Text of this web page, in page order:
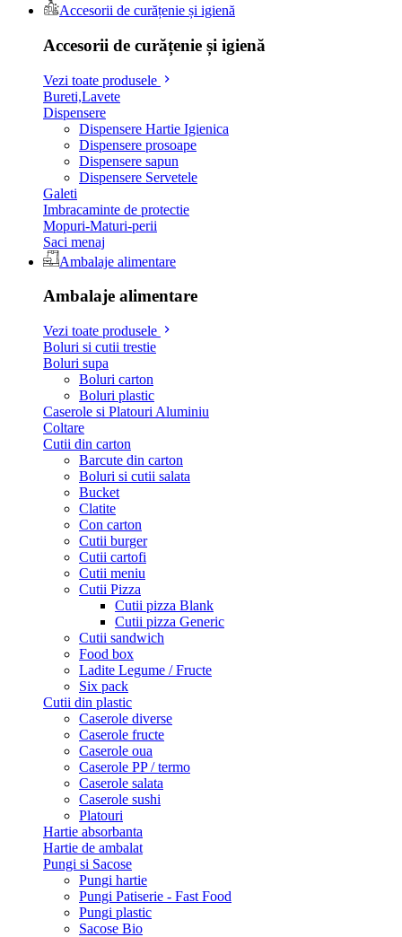
Accesorii de curățenie și igienă
Accesorii de curățenie și igienă
Vezi toate produsele
Bureti,Lavete
Dispensere
Dispensere Hartie Igienica
Dispensere prosoape
Dispensere sapun
Dispensere Servetele
Galeti
Imbracaminte de protectie
Mopuri-Maturi-perii
Saci menaj
Ambalaje alimentare
Ambalaje alimentare
Vezi toate produsele
Boluri si cutii trestie
Boluri supa
Boluri carton
Boluri plastic
Caserole si Platouri Aluminiu
Coltare
Cutii din carton
Barcute din carton
Boluri si cutii salata
Bucket
Clatite
Con carton
Cutii burger
Cutii cartofi
Cutii meniu
Cutii Pizza
Cutii pizza Blank
Cutii pizza Generic
Cutii sandwich
Food box
Ladite Legume / Fructe
Six pack
Cutii din plastic
Caserole diverse
Caserole fructe
Caserole oua
Caserole PP / termo
Caserole salata
Caserole sushi
Platouri
Hartie absorbanta
Hartie de ambalat
Pungi si Sacose
Pungi hartie
Pungi Patiserie - Fast Food
Pungi plastic
Sacose Bio